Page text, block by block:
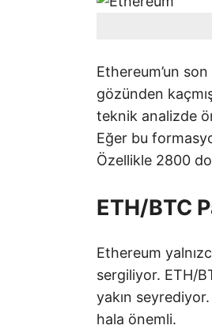
Ethereum’un
gözünden
teknik analizde
Eğer bu
Özellikle 2800
ETH/BTC
Ethereum
sergiliyor. ETH/
yakın
hala önemli.